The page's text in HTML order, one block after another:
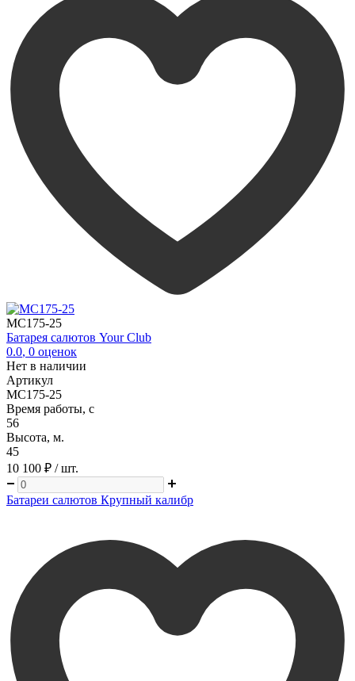
MC175-25
Батарея салютов Your Club
0.0, 0 оценок
Нет в наличии
Артикул
MC175-25
Время работы, с
56
Высота, м.
45
10 100 ₽ / шт.
Батареи салютов Крупный калибр